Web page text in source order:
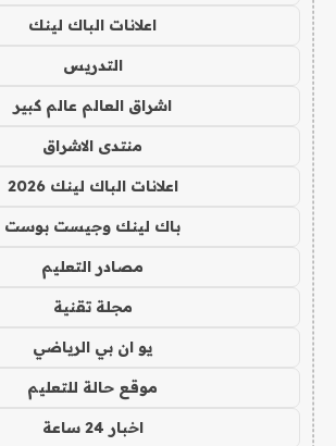
اعلانات الباك لينك
التدريس
اشراق العالم عالم كبير
منتدى الاشراق
اعلانات الباك لينك 2026
باك لينك وجيست بوست
مصادر التعليم
مجلة تقنية
يو ان بي الرياضي
موقع حالة للتعليم
اخبار 24 ساعة